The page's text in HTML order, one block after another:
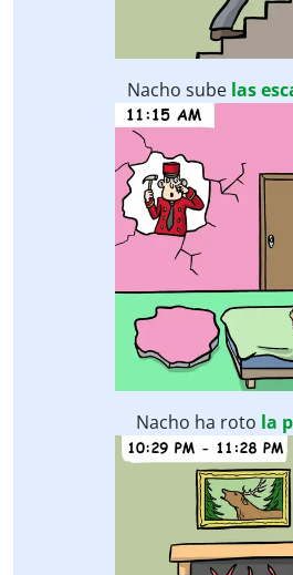
Nacho sube las
Nacho ha roto la